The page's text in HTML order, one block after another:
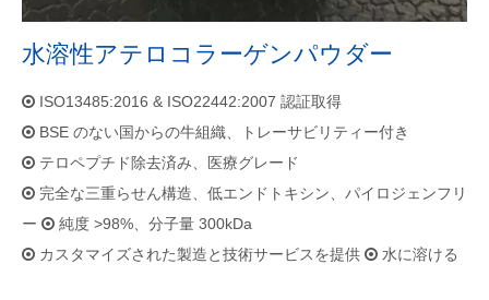
水溶性アテロコラーゲンパウダー
 ISO13485:2016 & ISO22442:2007 認証取得
 BSE のない国からの牛組織、トレーサビリティー付き
 テロペプチド除去済み、医療グレード
 完全な三重らせん構造、低エンドトキシン、パイロジェンフリ
ー  純度 >98%、分子量 300kDa
 カスタマイズされた製造と技術サービスを提供  水に溶ける